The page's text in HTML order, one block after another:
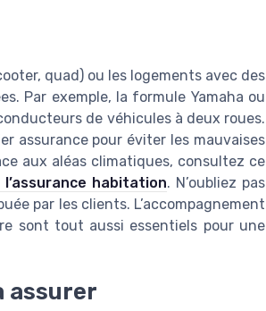
quad) ou les logements avec des
Par exemple, la formule Yamaha ou
de véhicules à deux roues.
assurance pour éviter les mauvaises
aux aléas climatiques, consultez ce
habitation. N’oubliez pas
par les clients. L’accompagnement
sont tout aussi essentiels pour une
assurer